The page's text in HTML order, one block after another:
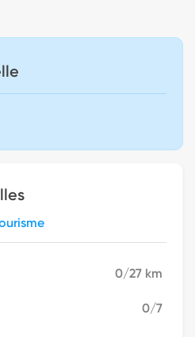
0/27 km
0/7